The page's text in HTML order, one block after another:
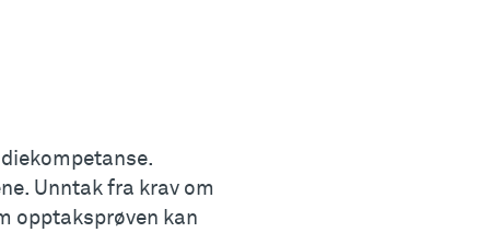
Unntak fra krav om
opptaksprøven kan